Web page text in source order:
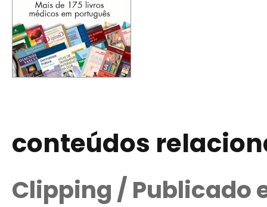
conteúdos
Clipping / Publicado